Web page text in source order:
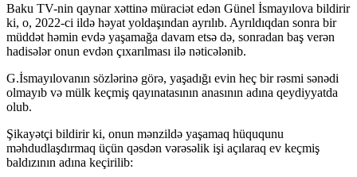
Baku TV-nin qaynar xəttinə müraciət edən Günel İsmayılova bildirir
ki, o, 2022-ci ildə həyat yoldaşından ayrılıb. Ayrıldıqdan sonra bir
müddət həmin evdə yaşamağa davam etsə də, sonradan baş verən
hadisələr onun evdən çıxarılması ilə nəticələnib.
G.İsmayılovanın sözlərinə görə, yaşadığı evin heç bir rəsmi sənədi
olmayıb və mülk keçmiş qayınatasının anasının adına qeydiyyatda
olub.
Şikayətçi bildirir ki, onun mənzildə yaşamaq hüququnu
məhdudlaşdırmaq üçün qəsdən vərəsəlik işi açılaraq ev keçmiş
baldızının adına keçirilib: